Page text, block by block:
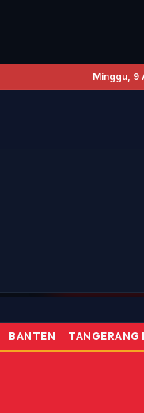
Minggu, 9
BANTEN TANGERANG